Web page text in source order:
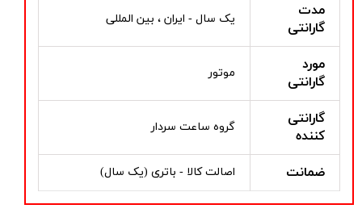
مدت
گارانتی
یک سال - ایران ، بین المللی
مورد
گارانتی
موتور
گارانتی
کننده
گروه ساعت سردار
ضمانت اصالت کالا - باتری (یک سال)